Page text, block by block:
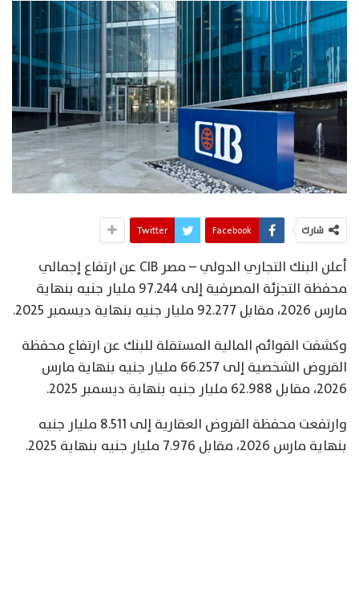
شارك Facebook
Twitter
أعلن البنك التجاري الدولي – مصر CIB عن ارتفاع إجمالي
محفظة التجزئة المصرفية إلى 97.244 مليار جنيه بنهاية
مارس 2026، مقابل 92.277 مليار جنيه بنهاية ديسمبر 2025.
وكشفت القوائم المالية المستقلة للبنك عن ارتفاع محفظة
القروض الشخصية إلى 66.257 مليار جنيه بنهاية مارس
2026، مقابل 62.988 مليار جنيه بنهاية ديسمبر 2025.
وارتفعت محفظة القروض العقارية إلى 8.511 مليار جنيه
بنهاية مارس 2026، مقابل 7.976 مليار جنيه بنهاية 2025.